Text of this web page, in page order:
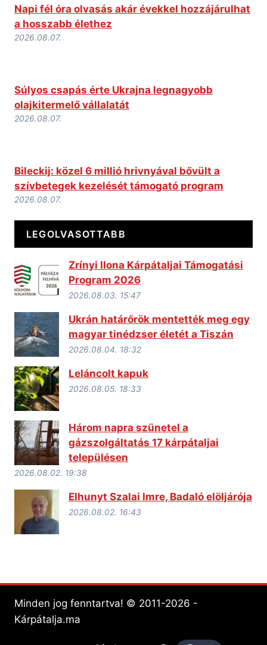
Napi fél óra olvasás akár évekkel hozzájárulhat
a hosszabb élethez
2026.08.07.
Súlyos csapás érte Ukrajna legnagyobb
olajkitermelő vállalatát
2026.08.07.
Bileckij: közel 6 millió hrivnyával bővült a
szívbetegek kezelését támogató program
2026.08.07.
LEGOLVASOTTABB
Zrínyi Ilona Kárpátaljai Támogatási
Program 2026
2026.08.03. 15:47
Ukrán határőrök mentették meg egy
magyar tinédzser életét a Tiszán
2026.08.04. 18:32
Leláncolt kapuk
2026.08.05. 18:33
Három napra szünetel a
gázszolgáltatás 17 kárpátaljai
településen
2026.08.02. 19:38
Elhunyt Szalai Imre, Badaló elöljárója
2026.08.02. 16:43
Minden jog fenntartva! © 2011-2026 -
Kárpátalja.ma